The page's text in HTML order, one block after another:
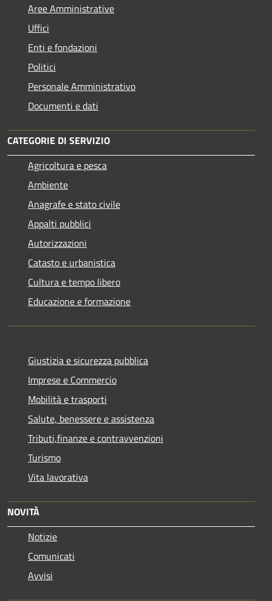
Aree Amministrative
Uffici
Enti e fondazioni
Politici
Personale Amministrativo
Documenti e dati
CATEGORIE DI SERVIZIO
Agricoltura e pesca
Ambiente
Anagrafe e stato civile
Appalti pubblici
Autorizzazioni
Catasto e urbanistica
Cultura e tempo libero
Educazione e formazione
Giustizia e sicurezza pubblica
Imprese e Commercio
Mobilità e trasporti
Salute, benessere e assistenza
Tributi,finanze e contravvenzioni
Turismo
Vita lavorativa
NOVITÀ
Notizie
Comunicati
Avvisi